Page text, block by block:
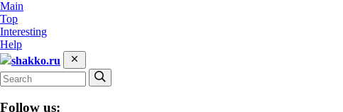
Main
Top
Interesting
Help
shakko.ru
Follow us: